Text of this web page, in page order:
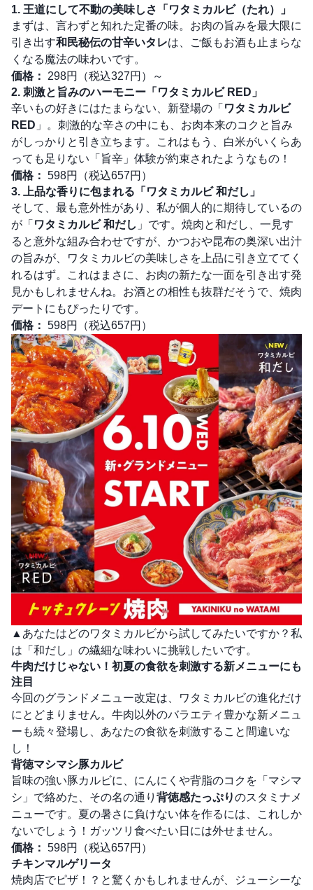
1. 王道にして不動の美味しさ「ワタミカルビ（たれ）」
まずは、言わずと知れた定番の味。お肉の旨みを最大限に
引き出す和民秘伝の甘辛いタレは、ご飯もお酒も止まらな
くなる魔法の味わいです。
価格：
298円（税込327円）～
2. 刺激と旨みのハーモニー「ワタミカルビ RED」
辛いもの好きにはたまらない、新登場の「 ワタミカルビ
RED 」。刺激的な辛さの中にも、お肉本来のコクと旨み
がしっかりと引き立ちます。これはもう、白米がいくらあ
っても足りない「旨辛」体験が約束されたようなもの！
価格： 598円（税込657円）
3. 上品な香りに包まれる「ワタミカルビ 和だし」
そして、最も意外性があり、私が個人的に期待しているの
が「 ワタミカルビ 和だし 」です。焼肉と和だし、一見す
ると意外な組み合わせですが、かつおや昆布の奥深い出汁
の旨みが、ワタミカルビの美味しさを上品に引き立ててく
れるはず。これはまさに、お肉の新たな一面を引き出す発
見かもしれませんね。お酒との相性も抜群だそうで、焼肉
デートにもぴったりです。
価格： 598円（税込657円）
▲あなたはどのワタミカルビから試してみたいですか？私
は「和だし」の繊細な味わいに挑戦したいです。
牛肉だけじゃない！初夏の食欲を刺激する新メニューにも
注目
今回のグランドメニュー改定は、ワタミカルビの進化だけ
にとどまりません。牛肉以外のバラエティ豊かな新メニュ
ーも続々登場し、あなたの食欲を刺激すること間違いな
し！
背徳マシマシ豚カルビ
旨味の強い豚カルビに、にんにくや背脂のコクを「マシマ
シ」で絡めた、その名の通り 背徳感たっぷりのスタミナメ
ニューです。夏の暑さに負けない体を作るには、これしか
ないでしょう！ガッツリ食べたい日には外せません。
価格： 598円（税込657円）
チキンマルゲリータ
焼肉店でピザ！？と驚くかもしれませんが、ジューシーな